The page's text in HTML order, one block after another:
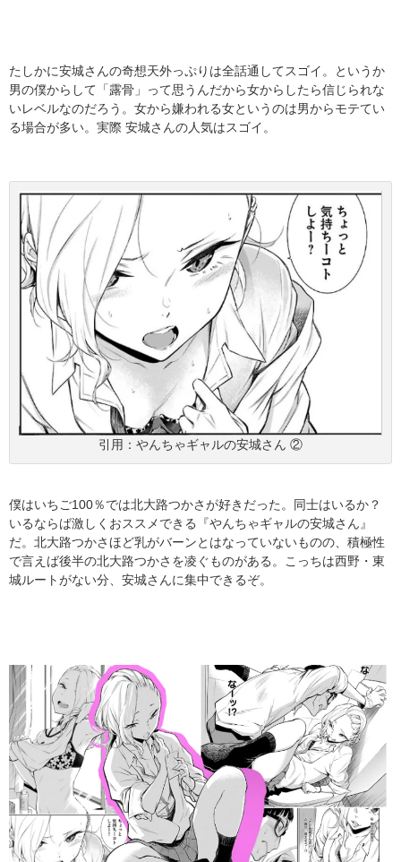
たしかに安城さんの奇想天外っぷりは全話通してスゴイ。というか
男の僕からして「露骨」って思うんだから女からしたら信じられな
いレベルなのだろう。女から嫌われる女というのは男からモテてい
る場合が多い。実際 安城さんの人気はスゴイ。
引用：やんちゃギャルの安城さん ②
僕はいちご100％では北大路つかさが好きだった。同士はいるか？
いるならば激しくおススメできる『やんちゃギャルの安城さん』
だ。北大路つかさほど乳がバーンとはなっていないものの、積極性
で言えば後半の北大路つかさを凌ぐものがある。こっちは西野・東
城ルートがない分、安城さんに集中できるぞ。